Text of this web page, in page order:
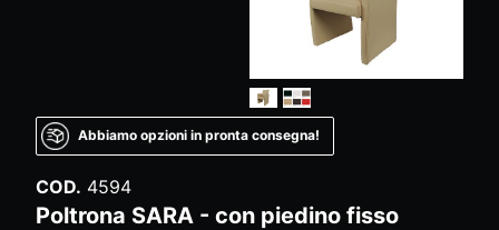
Abbiamo opzioni in pronta consegna!
COD. 4594
Poltrona SARA - con piedino fisso